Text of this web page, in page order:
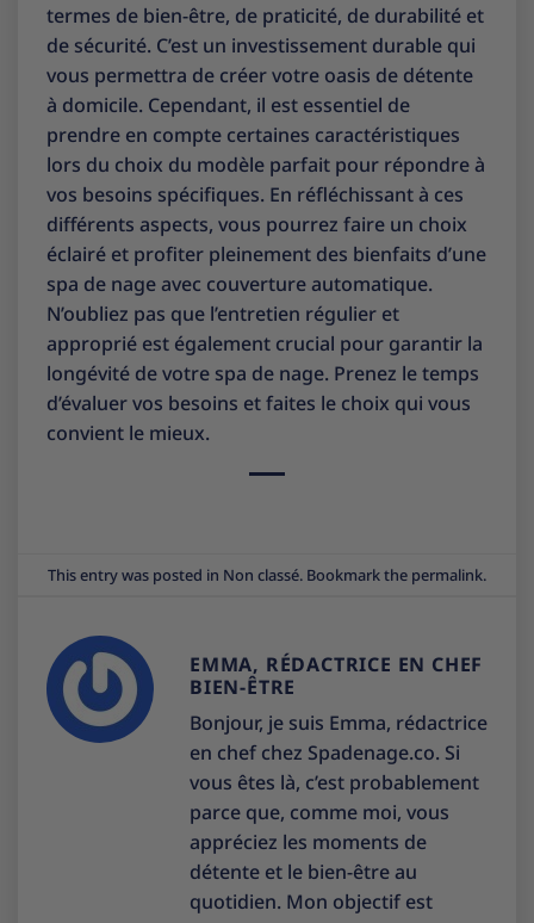
termes de bien-être, de praticité, de durabilité et
de sécurité. C’est un investissement durable qui
vous permettra de créer votre oasis de détente
à domicile. Cependant, il est essentiel de
prendre en compte certaines caractéristiques
lors du choix du modèle parfait pour répondre à
vos besoins spécifiques. En réfléchissant à ces
différents aspects, vous pourrez faire un choix
éclairé et profiter pleinement des bienfaits d’une
spa de nage avec couverture automatique.
N’oubliez pas que l’entretien régulier et
approprié est également crucial pour garantir la
longévité de votre spa de nage. Prenez le temps
d’évaluer vos besoins et faites le choix qui vous
convient le mieux.
This entry was posted in Non classé. Bookmark the permalink.
EMMA, RÉDACTRICE EN CHEF
BIEN-ÊTRE
Bonjour, je suis Emma, rédactrice
en chef chez Spadenage.co. Si
vous êtes là, c’est probablement
parce que, comme moi, vous
appréciez les moments de
détente et le bien-être au
quotidien. Mon objectif est